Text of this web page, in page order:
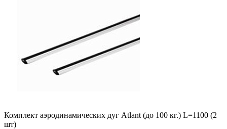
Комплект аэродинамических дуг Atlant (до 100 кг.) L=1100 (2
шт)